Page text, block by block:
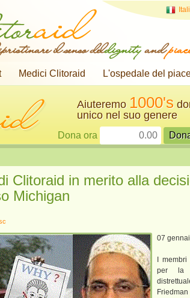
il senso deldignityand
Medici Clitoraid L'ospedale del
Aiuteremo 1000's
unico nel suo genere
Dona ora
Clitoraid in merito alla
Michigan
07
I
per la